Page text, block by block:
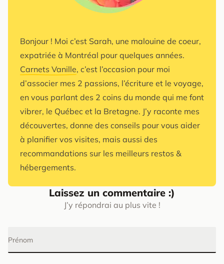
Bonjour ! Moi c’est Sarah, une malouine de coeur,
expatriée à Montréal pour quelques années.
Carnets Vanille, c’est l’occasion pour moi
d’associer mes 2 passions, l’écriture et le voyage,
en vous parlant des 2 coins du monde qui me font
vibrer, le Québec et la Bretagne. J’y raconte mes
découvertes, donne des conseils pour vous aider
à planifier vos visites, mais aussi des
recommandations sur les meilleurs restos &
hébergements.
Laissez un commentaire :)
J’y répondrai au plus vite !
Prénom